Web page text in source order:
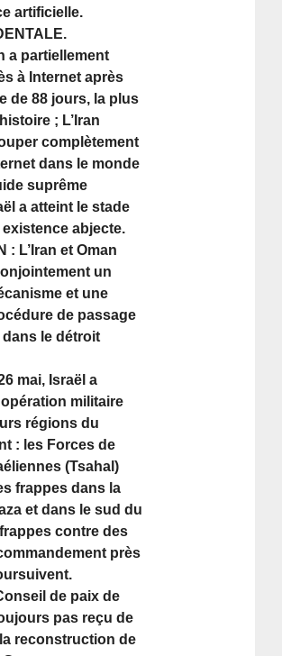
artificielle.
a partiellement
à Internet après
de 88 jours, la plus
; L’Iran
complètement
dans le monde
suprême
a atteint le stade
abjecte.
: L’Iran et Oman
un
et une
de passage
le détroit
mai, Israël a
militaire
régions du
: les Forces de
(Tsahal)
frappes dans la
et dans le sud du
contre des
près
de paix de
pas reçu de
reconstruction de